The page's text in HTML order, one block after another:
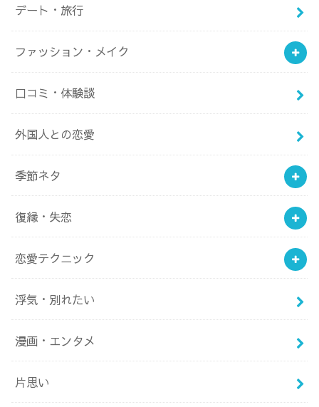
デート・旅行
ファッション・メイク
口コミ・体験談
外国人との恋愛
季節ネタ
復縁・失恋
恋愛テクニック
浮気・別れたい
漫画・エンタメ
片思い